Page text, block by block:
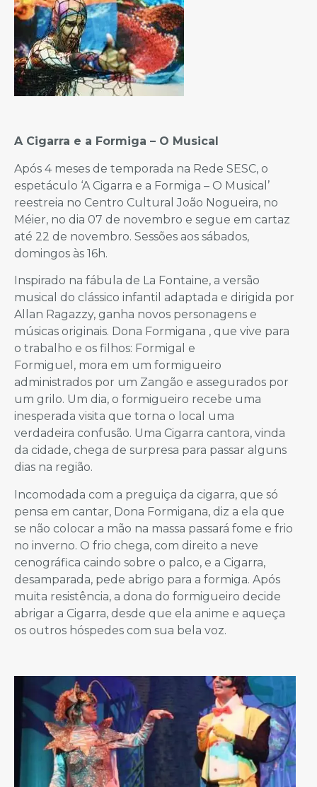
A Cigarra e a Formiga – O Musical
Após 4 meses de temporada na Rede SESC, o
espetáculo ‘A Cigarra e a Formiga – O Musical’
reestreia no Centro Cultural João Nogueira, no
Méier, no dia 07 de novembro e segue em cartaz
até 22 de novembro. Sessões aos sábados,
domingos às 16h.
Inspirado na fábula de La Fontaine, a versão
musical do clássico infantil adaptada e dirigida por
Allan Ragazzy, ganha novos personagens e
músicas originais. Dona Formigana , que vive para
o trabalho e os filhos: Formigal e
Formiguel, mora em um formigueiro
administrados por um Zangão e assegurados por
um grilo. Um dia, o formigueiro recebe uma
inesperada visita que torna o local uma
verdadeira confusão. Uma Cigarra cantora, vinda
da cidade, chega de surpresa para passar alguns
dias na região.
Incomodada com a preguiça da cigarra, que só
pensa em cantar, Dona Formigana, diz a ela que
se não colocar a mão na massa passará fome e frio
no inverno. O frio chega, com direito a neve
cenográfica caindo sobre o palco, e a Cigarra,
desamparada, pede abrigo para a formiga. Após
muita resistência, a dona do formigueiro decide
abrigar a Cigarra, desde que ela anime e aqueça
os outros hóspedes com sua bela voz.